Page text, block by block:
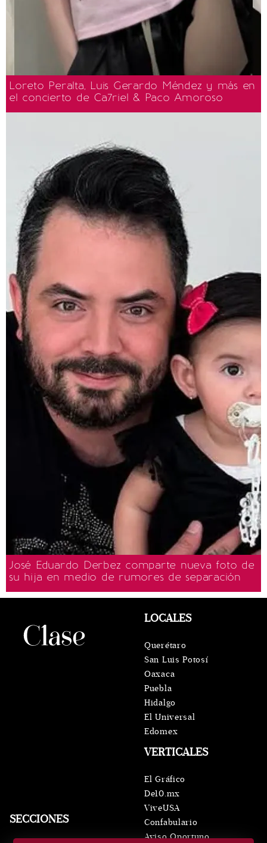
Loreto Peralta, Luis Gerardo Méndez y más en
el concierto de Ca7riel & Paco Amoroso
José Eduardo Derbez comparte nueva foto de
su hija en medio de rumores de separación
SECCIONES
VERTICALES
El Gráfico
De10.mx
ViveUSA
Confabulario
Aviso Oportuno
LOCALES
Querétaro
San Luis Potosí
Oaxaca
Puebla
Hidalgo
El Universal
Edomex